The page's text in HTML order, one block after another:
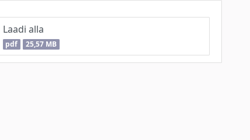
Laadi alla
pdf 25,57 MB